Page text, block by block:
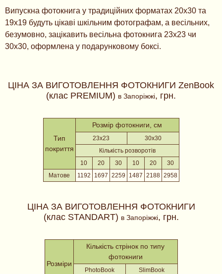
Випускна фотокнига у традиційних форматах 20х30 та
19х19 будуть цікаві шкільним фотографам, а весільних,
безумовно, зацікавить весільна фотокнига 23х23 чи
30х30, оформлена у подарунковому боксі.
ЦІНА ЗА ВИГОТОВЛЕННЯ ФОТОКНИГИ ZenBook
(клас PREMIUM) в Запоріжжі, грн.
Тип
покриття
Розмір фотокниги, см
23х23
30х30
Кількість розворотів
10
20 30 10 20
30
Матове
1192 1697 2259 1487 2188 2958
ЦІНА ЗА ВИГОТОВЛЕННЯ ФОТОКНИГИ
(клас STANDART) в Запоріжжі, грн.
Розміри
Кількість стрінок по типу
фотокниги
PhotoBook
SlimBook